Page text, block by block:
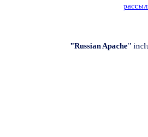
"Russian Apache"